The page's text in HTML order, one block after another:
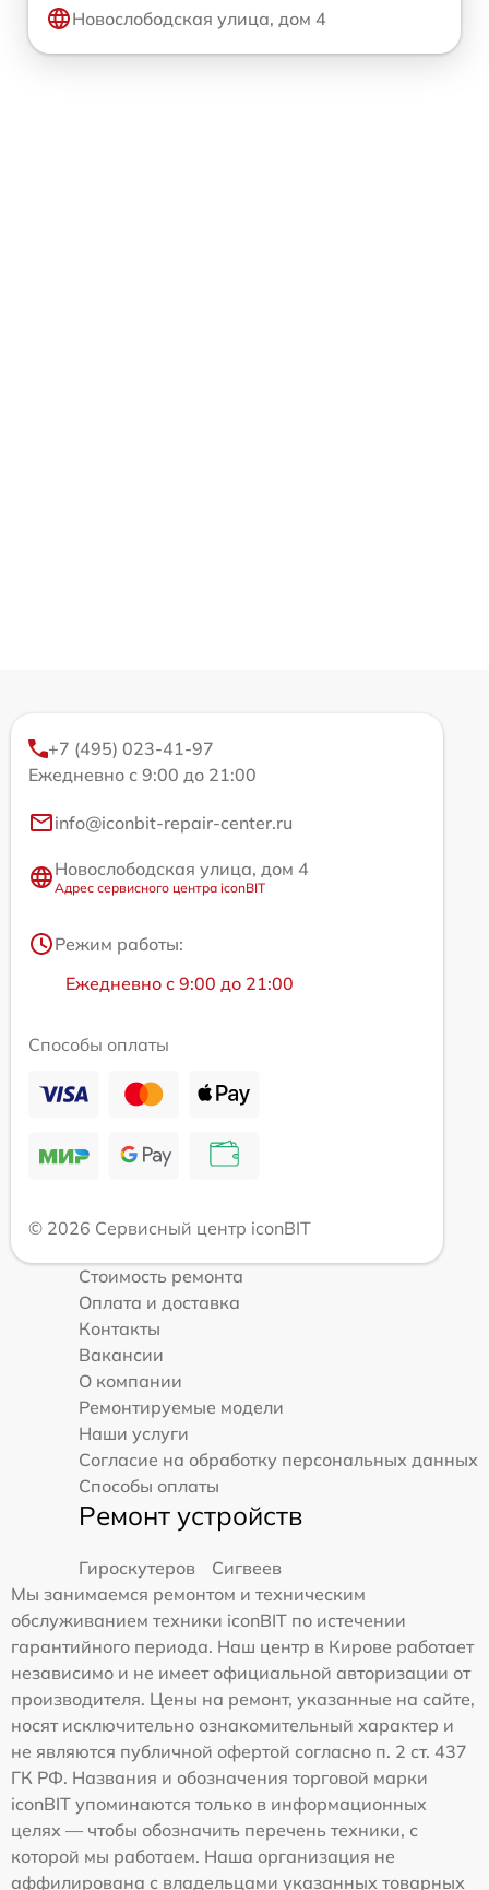
Новослободская улица, дом 4
+7 (495) 023-41-97
Ежедневно с 9:00 до 21:00
info@iconbit-repair-center.ru
Новослободская улица, дом 4
Адрес сервисного центра iconBIT
Режим работы:
Ежедневно с 9:00 до 21:00
Способы оплаты
© 2026 Сервисный центр iconBIT
Стоимость ремонта
Оплата и доставка
Контакты
Вакансии
О компании
Ремонтируемые модели
Наши услуги
Согласие на обработку персональных данных
Способы оплаты
Ремонт устройств
Гироскутеров
Сигвеев
Мы занимаемся ремонтом и техническим
обслуживанием техники iconBIT по истечении
гарантийного периода. Наш центр в Кирове работает
независимо и не имеет официальной авторизации от
производителя. Цены на ремонт, указанные на сайте,
носят исключительно ознакомительный характер и
не являются публичной офертой согласно п. 2 ст. 437
ГК РФ. Названия и обозначения торговой марки
iconBIT упоминаются только в информационных
целях — чтобы обозначить перечень техники, с
которой мы работаем. Наша организация не
аффилирована с владельцами указанных товарных